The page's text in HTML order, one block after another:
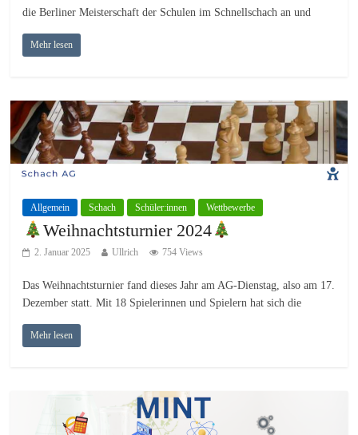
die Berliner Meisterschaft der Schulen im Schnellschach an und
Mehr lesen
Allgemein Schach Schüler:innen Wettbewerbe
Weihnachtsturnier 2024
2. Januar 2025 Ullrich 754 Views
Das Weihnachtsturnier fand dieses Jahr am AG-Dienstag, also am 17.
Dezember statt. Mit 18 Spielerinnen und Spielern hat sich die
Mehr lesen